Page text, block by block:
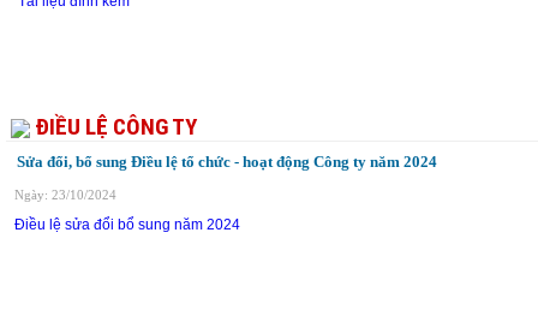
ĐIỀU LỆ CÔNG TY
Sửa đổi, bổ sung Điều lệ tổ chức - hoạt động Công ty năm 2024
Ngày: 23/10/2024
Điều lệ sửa đổi bổ sung năm 2024